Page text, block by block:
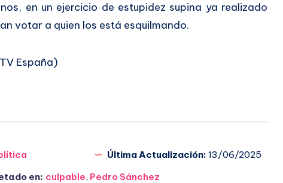
en un ejercicio de estupidez supina ya realizado
votar a quien los está esquilmando.
España)
Última Actualización: 13/06/2025
en: culpable, Pedro Sánchez